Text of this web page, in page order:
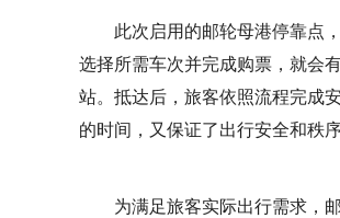
此次启用的邮轮母港停靠点
选择所需车次并完成购票，就会
站。抵达后，旅客依照流程完成
的时间，又保证了出行安全和秩序
为满足旅客实际出行需求，